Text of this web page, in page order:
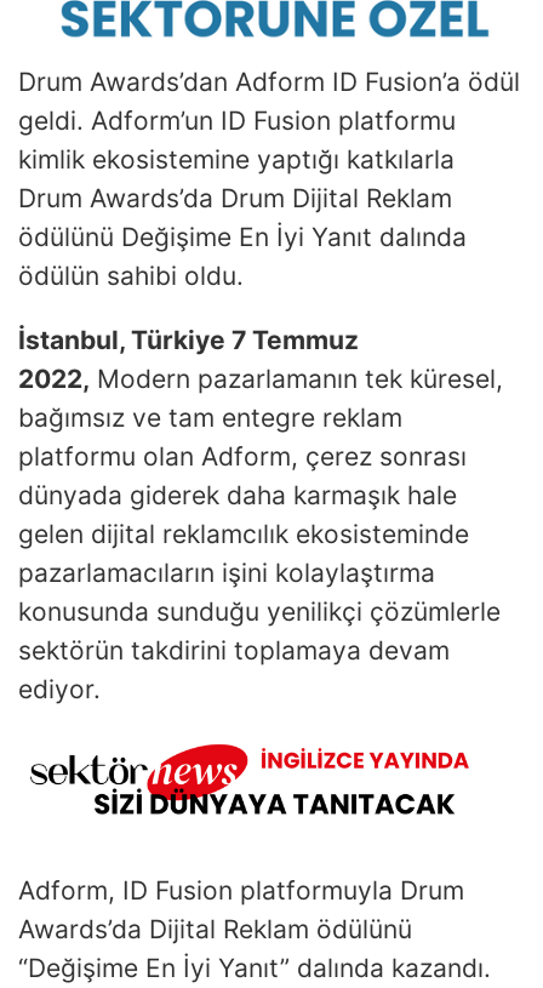
Drum Awards’dan Adform ID Fusion’a ödül
geldi. Adform’un ID Fusion platformu
kimlik ekosistemine yaptığı katkılarla
Drum Awards’da Drum Dijital Reklam
ödülünü Değişime En İyi Yanıt dalında
ödülün sahibi oldu.
İstanbul, Türkiye 7 Temmuz
2022, Modern pazarlamanın tek küresel,
bağımsız ve tam entegre reklam
platformu olan Adform, çerez sonrası
dünyada giderek daha karmaşık hale
gelen dijital reklamcılık ekosisteminde
pazarlamacıların işini kolaylaştırma
konusunda sunduğu yenilikçi çözümlerle
sektörün takdirini toplamaya devam
ediyor.
Adform, ID Fusion platformuyla Drum
Awards’da Dijital Reklam ödülünü
“Değişime En İyi Yanıt” dalında kazandı.